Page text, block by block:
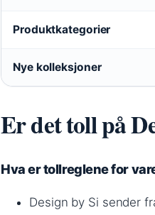
Produktkategorier
Nye kolleksjoner
Er det toll på
Hva er tollreglene for
Design by Si sender